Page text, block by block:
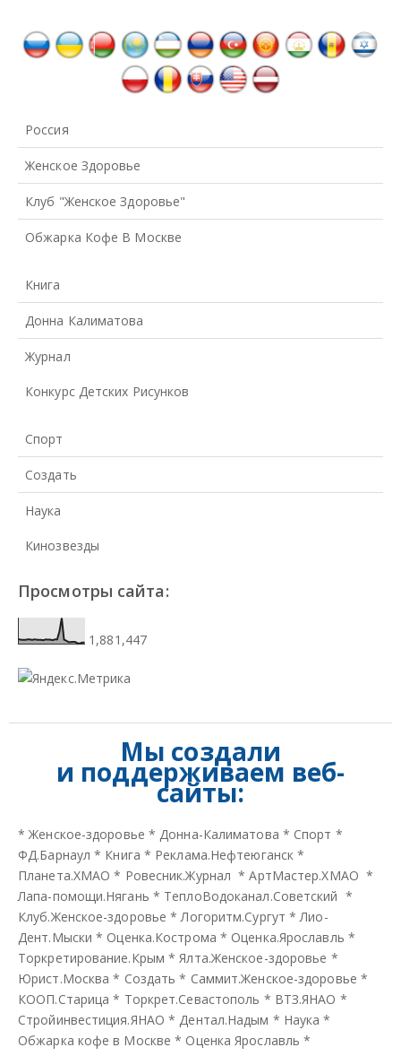
Россия
Женское Здоровье
Клуб "Женское Здоровье"
Обжарка Кофе В Москве
Книга
Донна Калиматова
Журнал
Конкурс Детских Рисунков
Спорт
Создать
Наука
Кинозвезды
Просмотры сайта:
1,881,447
Мы создали
и поддерживаем веб-
сайты:
*Женское-здоровье * Донна-Калиматова * Спорт *
ФД.Барнаул * Книга * Реклама.Нефтеюганск *
Планета.ХМАО * Ровесник.Журнал *АртМастер.ХМАО *
Лапа-помощи.Нягань * ТеплоВодоканал.Советский *
Клуб.Женское-здоровье * Логоритм.Сургут * Лио-
Дент.Мыски * Оценка.Кострома * Оценка.Ярославль *
Торкретирование.Крым * Ялта.Женское-здоровье *
Юрист.Москва * Создать * Саммит.Женское-здоровье *
КООП.Старица * Торкрет.Севастополь * ВТЗ.ЯНАО *
Стройинвестиция.ЯНАО * Дентал.Надым * Наука *
Обжарка кофе в Москве * Оценка Ярославль *